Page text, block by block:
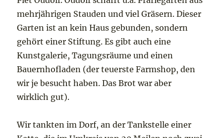
mehrjährigen Stauden und viel Gräsern. Dieser
Garten ist an kein Haus gebunden, sondern
gehört einer Stiftung. Es gibt auch eine
Kunstgalerie, Tagungsräume und einen
Bauernhofladen (der teuerste Farmshop, den
wir je besucht haben. Das Brot war aber
wirklich gut).
Wir tankten im Dorf, an der Tankstelle einer